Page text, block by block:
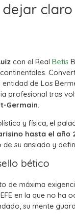
con el Real Betis
de Los
profesional tras
Germain.
y física, el
hasta el año
su ansiado y
bético
de máxima
en la que no
su mente